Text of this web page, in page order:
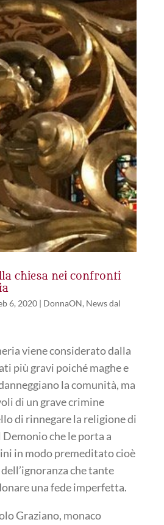
chiesa nei confronti
6, 2020| DonnaON, News dal
viene considerato dalla
più gravi poiché maghe e
la comunità, ma
di un grave crimine
di rinnegare la religione di
che le porta a
in modo premeditato cioè
che tante
una fede imperfetta.
Graziano, monaco